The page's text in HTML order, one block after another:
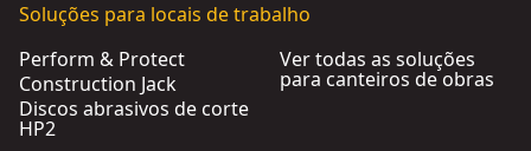
Soluções para locais de trabalho
Perform & Protect
Construction Jack
Discos abrasivos de corte
HP2
Ver todas as soluções
para canteiros de obras